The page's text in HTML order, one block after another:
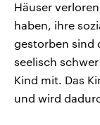
Häuser
haben, ihre
gestorben sind
seelisch
Kind mit. Das
und wird